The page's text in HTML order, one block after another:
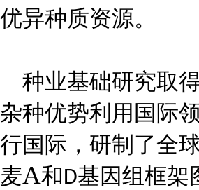
优异种质资源。
种业基础研究取
杂种优势利用国际
行国际，研制了全
麦A和D基因组框架